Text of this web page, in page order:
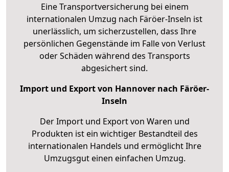
Eine Transportversicherung bei einem
internationalen Umzug nach Färöer-Inseln ist
unerlässlich, um sicherzustellen, dass Ihre
persönlichen Gegenstände im Falle von Verlust
oder Schäden während des Transports
abgesichert sind.
Import und Export von Hannover nach Färöer-
Inseln
Der Import und Export von Waren und
Produkten ist ein wichtiger Bestandteil des
internationalen Handels und ermöglicht Ihre
Umzugsgut einen einfachen Umzug.